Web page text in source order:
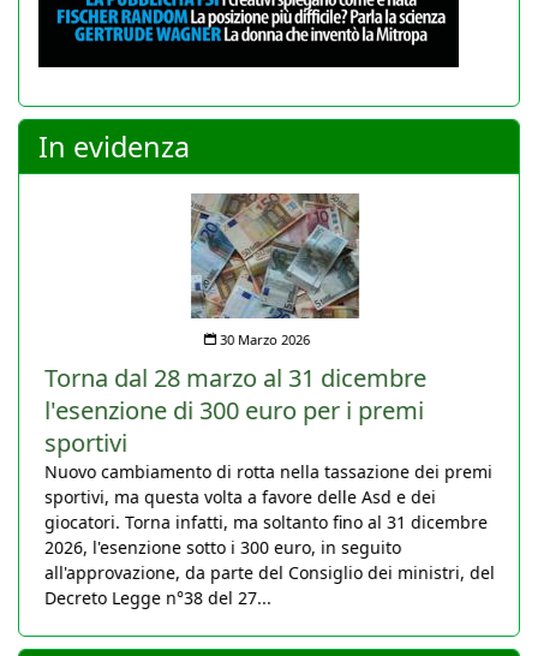
In evidenza
30 Marzo 2026
Torna dal 28 marzo al 31 dicembre
l'esenzione di 300 euro per i premi
sportivi
Nuovo cambiamento di rotta nella tassazione dei premi
sportivi, ma questa volta a favore delle Asd e dei
giocatori. Torna infatti, ma soltanto fino al 31 dicembre
2026, l'esenzione sotto i 300 euro, in seguito
all'approvazione, da parte del Consiglio dei ministri, del
Decreto Legge n°38 del 27...